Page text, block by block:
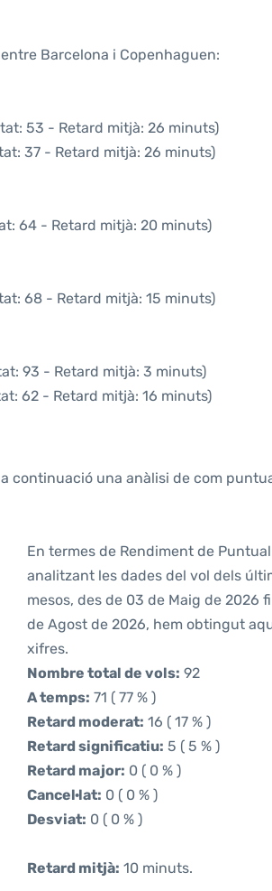
Barcelona i Copenhaguen:
53 - Retard mitjà: 26 minuts)
37 - Retard mitjà: 26 minuts)
64 - Retard mitjà: 20 minuts)
68 - Retard mitjà: 15 minuts)
93 - Retard mitjà: 3 minuts)
62 - Retard mitjà: 16 minuts)
continuació una anàlisi de com
En termes de Rendiment de
analitzant les dades del vol dels
mesos, des de 03 de Maig de 2026
de Agost de 2026, hem obtingut
xifres.
Nombre total de vols: 92
A temps: 71 ( 77 % )
Retard moderat: 16 ( 17 % )
Retard significatiu: 5 ( 5 % )
Retard major: 0 ( 0 % )
Cancel·lat: 0 ( 0 % )
Desviat: 0 ( 0 % )
Retard mitjà: 10 minuts.